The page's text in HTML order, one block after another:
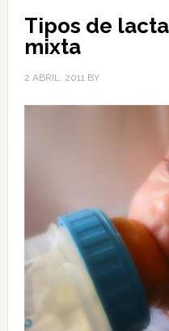
Tipos de
mixta
2 ABRIL, 2011BY